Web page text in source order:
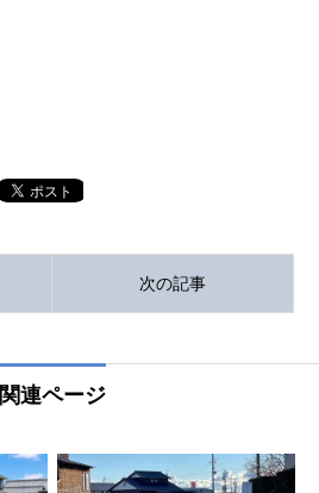
次の記事
関連ページ